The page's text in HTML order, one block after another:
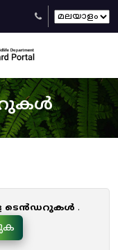
ടെൻഡറുകൾ .